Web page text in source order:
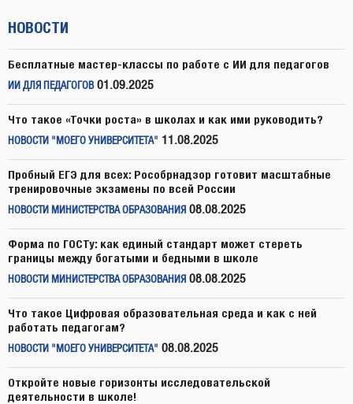
НОВОСТИ
Бесплатные мастер-классы по работе с ИИ для педагогов
ИИ ДЛЯ ПЕДАГОГОВ 01.09.2025
Что такое «Точки роста» в школах и как ими руководить?
НОВОСТИ "МОЕГО УНИВЕРСИТЕТА" 11.08.2025
Пробный ЕГЭ для всех: Рособрнадзор готовит масштабные
тренировочные экзамены по всей России
НОВОСТИ МИНИСТЕРСТВА ОБРАЗОВАНИЯ 08.08.2025
Форма по ГОСТу: как единый стандарт может стереть
границы между богатыми и бедными в школе
НОВОСТИ МИНИСТЕРСТВА ОБРАЗОВАНИЯ 08.08.2025
Что такое Цифровая образовательная среда и как с ней
работать педагогам?
НОВОСТИ "МОЕГО УНИВЕРСИТЕТА" 08.08.2025
Откройте новые горизонты исследовательской
деятельности в школе!